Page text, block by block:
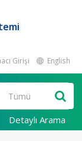
Girişi English
Detaylı Arama